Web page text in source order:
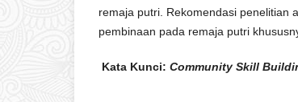
remaja putri. Rekomendasi penelitian
pembinaan pada remaja putri
Kata Kunci: Community Skill